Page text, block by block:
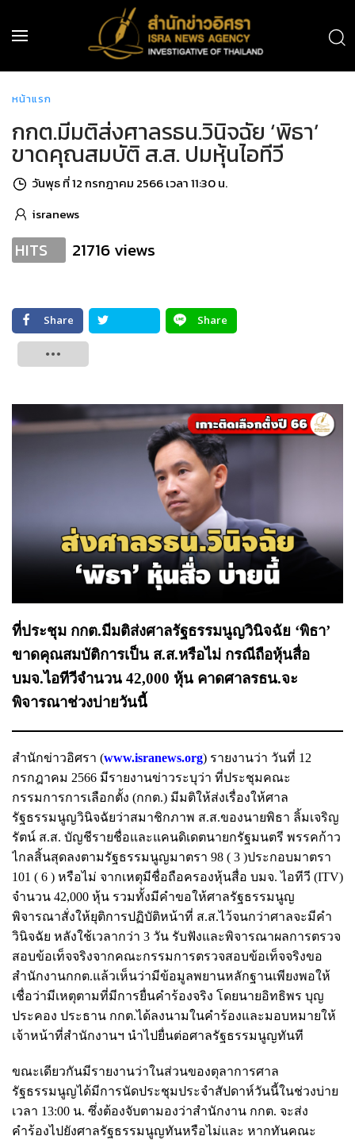
หน้าแรก
กกต.มีมติส่งศาลรธน.วินิจฉัย ‘พิธา’
ขาดคุณสมบัติ ส.ส. ปมหุ้นไอทีวี
วันพุธ ที่ 12 กรกฎาคม 2566 เวลา 11:30 น.
isranews
HITS 21716 views
Share
Share
ที่ประชุม กกต.มีมติส่งศาลรัฐธรรมนูญวินิจฉัย ‘พิธา’
ขาดคุณสมบัติการเป็น ส.ส.หรือไม่ กรณีถือหุ้นสื่อ
บมจ.ไอทีวีจำนวน 42,000 หุ้น คาดศาลรธน.จะ
พิจารณาช่วงบ่ายวันนี้
สำนักข่าวอิศรา (www.isranews.org) รายงานว่า วันที่ 12
กรกฎาคม 2566 มีรายงานข่าวระบุว่า ที่ประชุมคณะ
กรรมการ​การ​เลือกตั้ง​ (กกต.)​ มีมติให้ส่งเรื่องให้ศาล
รัฐธรรมนูญวินิจฉัยว่าสมาชิกภาพ ส.ส.ของนายพิธา ลิ้มเจริญ
รัตน์ ส.ส. บัญชีรายชื่อและแคนดิเดตนายกรัฐมนตรี พรรคก้าว
ไกลสิ้นสุดลงตามรัฐธรรมนูญมาตรา 98 ( 3 )ประกอบมาตรา
101 ( 6 ) หรือไม่ จากเหตุมีชื่อถือครองหุ้นสื่อ บมจ. ไอทีวี (ITV)
จำนวน 42,000 หุ้น รวมทั้งมีคำขอให้ศาลรัฐธรรมนูญ
พิจารณาสั่งให้ยุติการปฏิบัติหน้าที่ ส.ส.ไว้จนกว่าศาลจะมีคำ
วินิจฉัย หลังใช้เวลากว่า 3 วัน รับฟังและพิจารณาผลการตรวจ
สอบข้อเท็จจริงจากคณะกรรมการตรวจสอบข้อเท็จจริงขอ
สำนักงานกกต.แล้วเห็นว่ามีข้อมูลพยานหลักฐานเพียงพอให้
เชื่อว่ามีเหตุตามที่มีการยื่นคำร้องจริง โดยนายอิทธิพร บุญ
ประคอง ประธาน กกต.ได้ลงนามในคำร้องและมอบหมายให้
เจ้าหน้าที่สำนักงานฯ นำไปยื่นต่อศาลรัฐธรรมนูญทันที
ขณะเดียวกันมีรายงานว่าในส่วนของตุลาการศาล
รัฐธรรมนูญได้มีการนัดประชุมประจำสัปดาห์วันนี้ในช่วงบ่าย
เวลา 13:00 น. ซึ่งต้องจับตามองว่าสำนักงาน กกต. จะส่ง
คำร้องไปยังศาลรัฐธรรมนูญทันหรือไม่และ หากทันคณะ